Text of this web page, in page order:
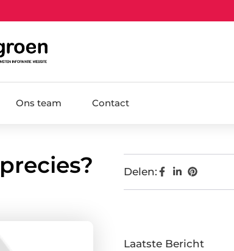
Ons team Contact
Delen:
Laatste Bericht